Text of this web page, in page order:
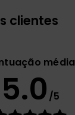
clientes
média
5.0 /5